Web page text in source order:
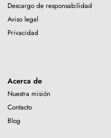
Descargo de responsabilidad
Aviso legal
Privacidad
Acerca de
Nuestra misión
Contacto
Blog